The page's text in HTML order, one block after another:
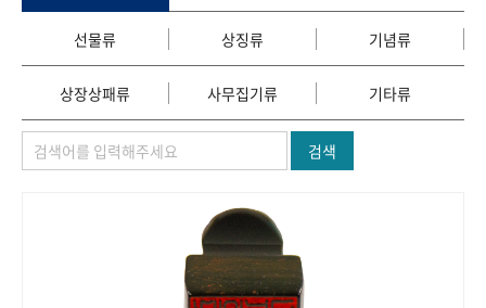
간행물 변천사
기록물 아카이브
사진 아카이브 문서 기록물 행정박물 영상 기록물
숫자로 보는 50년 50+1
선물류 상징류 기념류
상장상패류 사무집기류 기타류
검색